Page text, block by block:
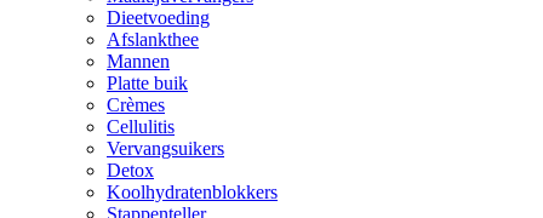
Dieetvoeding
Afslankthee
Mannen
Platte buik
Crèmes
Cellulitis
Vervangsuikers
Detox
Koolhydratenblokkers
Stappenteller